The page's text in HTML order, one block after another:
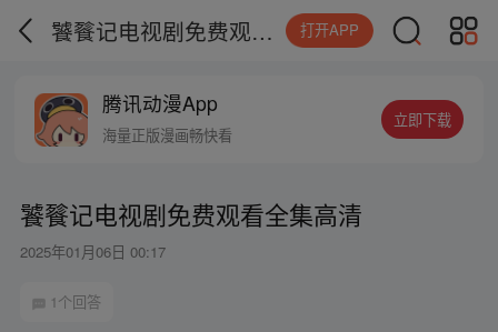
饕餮记电视剧免费观看全集高清 打开APP
腾讯动漫App
海量正版漫画畅快看
立即下载
饕餮记电视剧免费观看全集高清
2025年01月06日 00:17
1个回答